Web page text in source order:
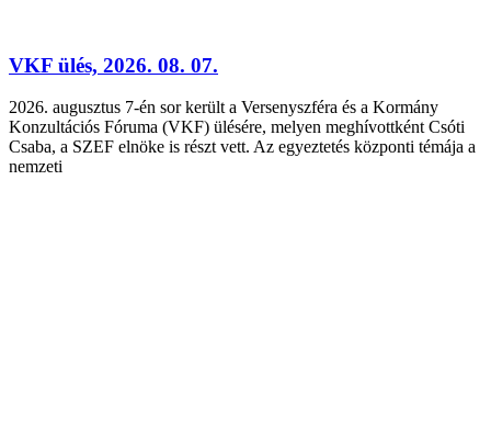
VKF ülés, 2026. 08. 07.
2026. augusztus 7-én sor került a Versenyszféra és a Kormány
Konzultációs Fóruma (VKF) ülésére, melyen meghívottként Csóti
Csaba, a SZEF elnöke is részt vett. Az egyeztetés központi témája a
nemzeti